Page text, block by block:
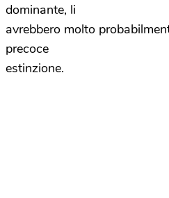
dominante, li
avrebbero molto
precoce
estinzione.